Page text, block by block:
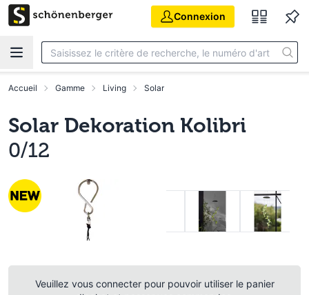
Aller au contenu principal
Connexion
Accueil Gamme Living Solar
Solar Dekoration Kolibri
0/12
Veuillez vous connecter pour pouvoir utiliser le panier